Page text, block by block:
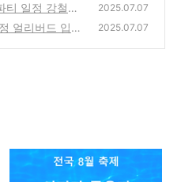
티 일정 강철부
2025.07.07
얼리버드 입장
2025.07.07